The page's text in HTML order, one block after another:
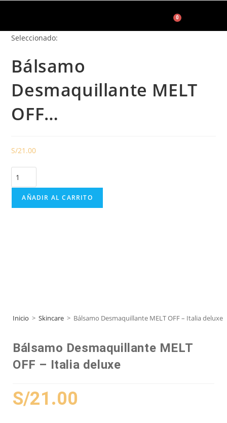
0
Seleccionado:
Bálsamo
Desmaquillante MELT
OFF…
S/21.00
AÑADIR AL CARRITO
Inicio > Skincare > Bálsamo Desmaquillante MELT OFF – Italia deluxe
Bálsamo Desmaquillante MELT
OFF – Italia deluxe
S/21.00